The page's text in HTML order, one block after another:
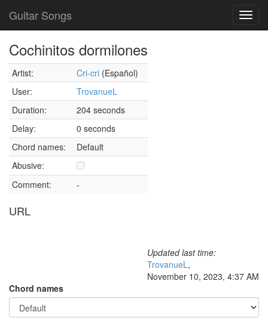
Guitar Songs
Cochinitos dormilones
Artist: Cri-cri (Español)
User:
TrovanueL
Duration:
204 seconds
Delay:
0 seconds
Chord names:
Default
Abusive:
Comment:
-
URL
Updated last time:
TrovanueL,
November 10, 2023, 4:37 AM
Chord names